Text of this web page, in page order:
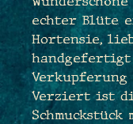
echter Blüte
Hortensie,
handgefertigt
Verkupferung
Verziert ist